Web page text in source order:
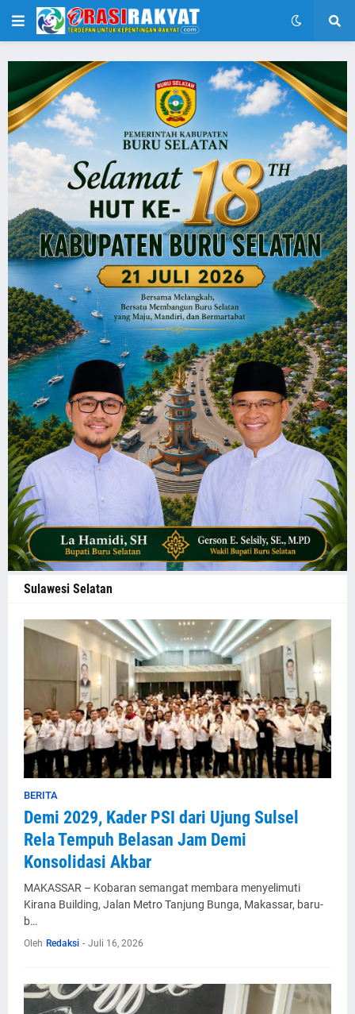
Sulawesi Selatan
BERITA
Demi 2029, Kader PSI dari Ujung Sulsel
Rela Tempuh Belasan Jam Demi
Konsolidasi Akbar
MAKASSAR – Kobaran semangat membara menyelimuti
Kirana Building, Jalan Metro Tanjung Bunga, Makassar, baru-
b…
Oleh Redaksi - Juli 16, 2026